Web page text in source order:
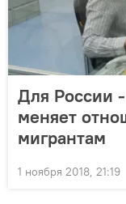
Для России
меняет
мигрантам
1 ноября 2018, 21:19